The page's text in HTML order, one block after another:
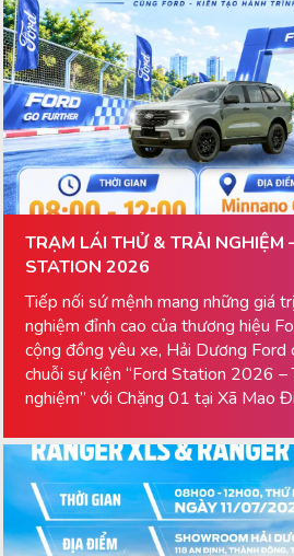
TRẠM LÁI THỬ & TRẢI NGHIỆM
STATION 2026
Tiếp nối sứ mệnh mang những giá
nghiệm đỉnh cao của thương hiệu
cộng đồng yêu xe, Hải Dương Ford
chuỗi sự kiện “Ford Station 2026 –
nghiệm” với Chặng 01 tại Xã Mao